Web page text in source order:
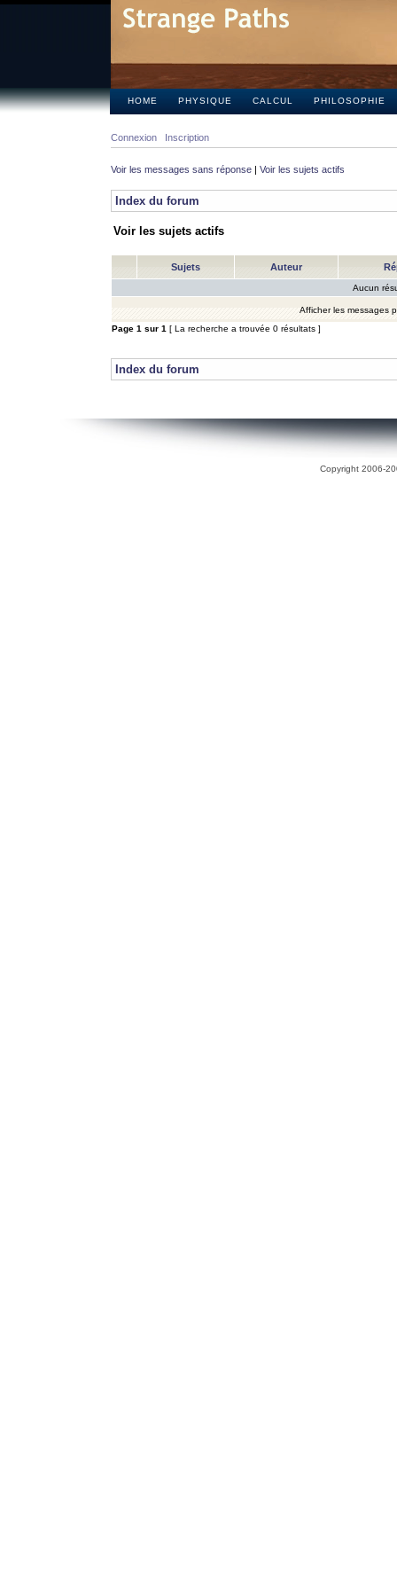
HOME PHYSIQUE CALCUL PHILOSOPHIE
Connexion Inscription
Voir les messages sans réponse | Voir les sujets actifs
Index du forum
Voir les sujets actifs
Sujets Auteur
Aucun
Afficher les messages
Page 1 sur 1 [ La recherche a trouvée 0 résultats ]
Index du forum
Copyright 2006-